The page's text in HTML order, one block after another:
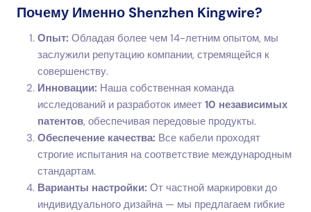
Почему Именно Shenzhen Kingwire?
Опыт: Обладая более чем 14-летним опытом, мы
заслужили репутацию компании, стремящейся к
совершенству.
Инновации: Наша собственная команда
исследований и разработок имеет 10 независимых
патентов, обеспечивая передовые продукты.
Обеспечение качества: Все кабели проходят
строгие испытания на соответствие международным
стандартам.
Варианты настройки: От частной маркировки до
индивидуального дизайна — мы предлагаем гибкие